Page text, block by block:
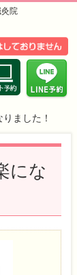
院
ました！
にな